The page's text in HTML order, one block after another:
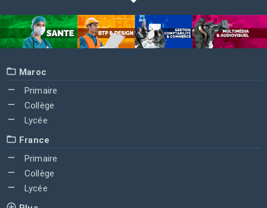
Maroc
Primaire
Collège
Lycée
France
Primaire
Collège
Lycée